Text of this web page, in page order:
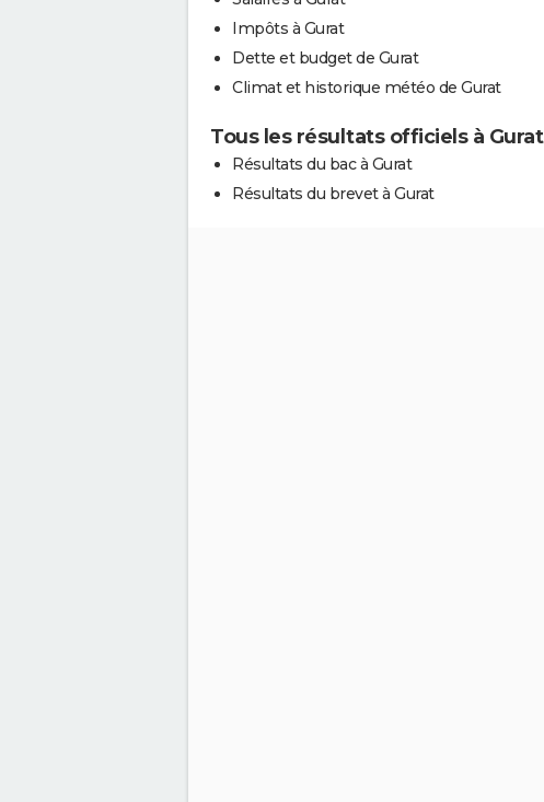
Impôts à Gurat
Dette et budget de Gurat
Climat et historique météo de Gurat
Tous les résultats officiels à Gurat
Résultats du bac à Gurat
Résultats du brevet à Gurat